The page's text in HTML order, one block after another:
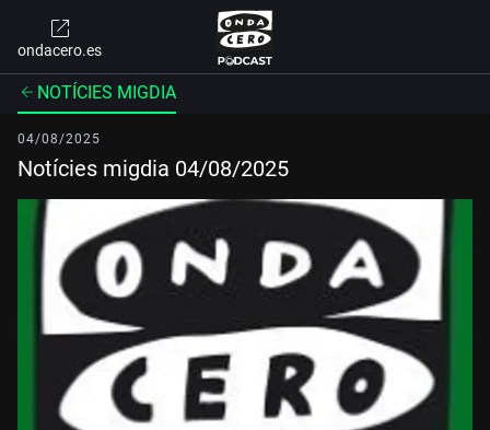
ondacero.es
NOTÍCIES MIGDIA
04/08/2025
Notícies migdia 04/08/2025